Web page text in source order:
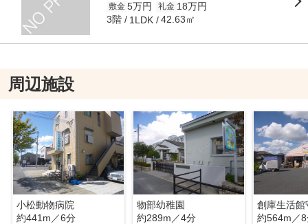
敷金 5万円 礼金 18万円
3階 1LDK 42.63㎡
周辺施設
小松動物病院
約441m／6分
物部幼稚園
約289m／4分
創庫生活館
約564m／